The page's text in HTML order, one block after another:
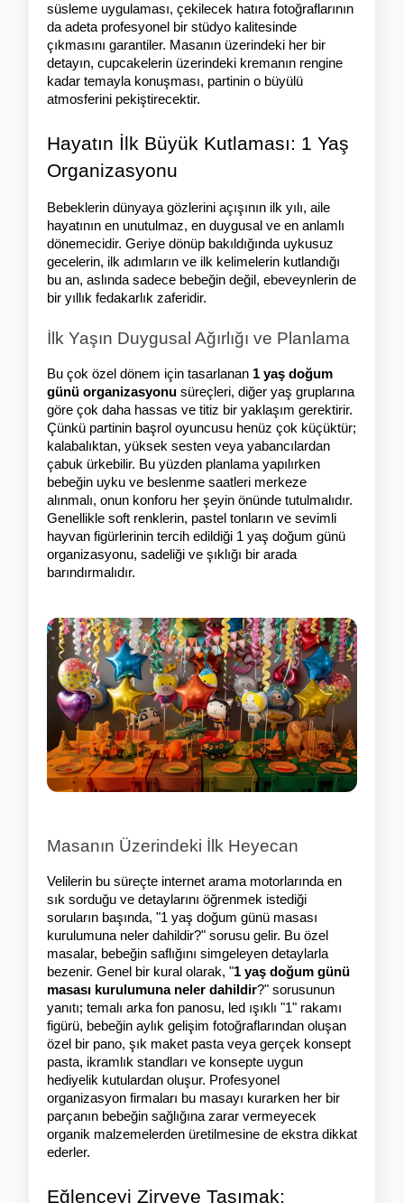
süsleme uygulaması, çekilecek hatıra fotoğraflarının
da adeta profesyonel bir stüdyo kalitesinde
çıkmasını garantiler. Masanın üzerindeki her bir
detayın, cupcakelerin üzerindeki kremanın rengine
kadar temayla konuşması, partinin o büyülü
atmosferini pekiştirecektir.
Hayatın İlk Büyük Kutlaması: 1 Yaş
Organizasyonu
Bebeklerin dünyaya gözlerini açışının ilk yılı, aile
hayatının en unutulmaz, en duygusal ve en anlamlı
dönemecidir. Geriye dönüp bakıldığında uykusuz
gecelerin, ilk adımların ve ilk kelimelerin kutlandığı
bu an, aslında sadece bebeğin değil, ebeveynlerin de
bir yıllık fedakarlık zaferidir.
İlk Yaşın Duygusal Ağırlığı ve Planlama
Bu çok özel dönem için tasarlanan 1 yaş doğum
günü organizasyonu süreçleri, diğer yaş gruplarına
göre çok daha hassas ve titiz bir yaklaşım gerektirir.
Çünkü partinin başrol oyuncusu henüz çok küçüktür;
kalabalıktan, yüksek sesten veya yabancılardan
çabuk ürkebilir. Bu yüzden planlama yapılırken
bebeğin uyku ve beslenme saatleri merkeze
alınmalı, onun konforu her şeyin önünde tutulmalıdır.
Genellikle soft renklerin, pastel tonların ve sevimli
hayvan figürlerinin tercih edildiği 1 yaş doğum günü
organizasyonu, sadeliği ve şıklığı bir arada
barındırmalıdır.
Masanın Üzerindeki İlk Heyecan
Velilerin bu süreçte internet arama motorlarında en
sık sorduğu ve detaylarını öğrenmek istediği
soruların başında, "1 yaş doğum günü masası
kurulumuna neler dahildir?" sorusu gelir. Bu özel
masalar, bebeğin saflığını simgeleyen detaylarla
bezenir. Genel bir kural olarak, "1 yaş doğum günü
masası kurulumuna neler dahildir?" sorusunun
yanıtı; temalı arka fon panosu, led ışıklı "1" rakamı
figürü, bebeğin aylık gelişim fotoğraflarından oluşan
özel bir pano, şık maket pasta veya gerçek konsept
pasta, ikramlık standları ve konsepte uygun
hediyelik kutulardan oluşur. Profesyonel
organizasyon firmaları bu masayı kurarken her bir
parçanın bebeğin sağlığına zarar vermeyecek
organik malzemelerden üretilmesine de ekstra dikkat
ederler.
Eğlenceyi Zirveye Taşımak: